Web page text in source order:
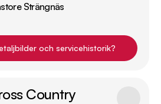
Strängnäs
och servicehistorik?
Country